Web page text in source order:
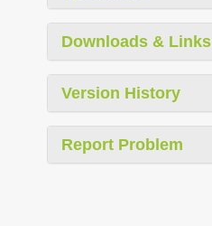
Downloads & Links
Version History
Report Problem